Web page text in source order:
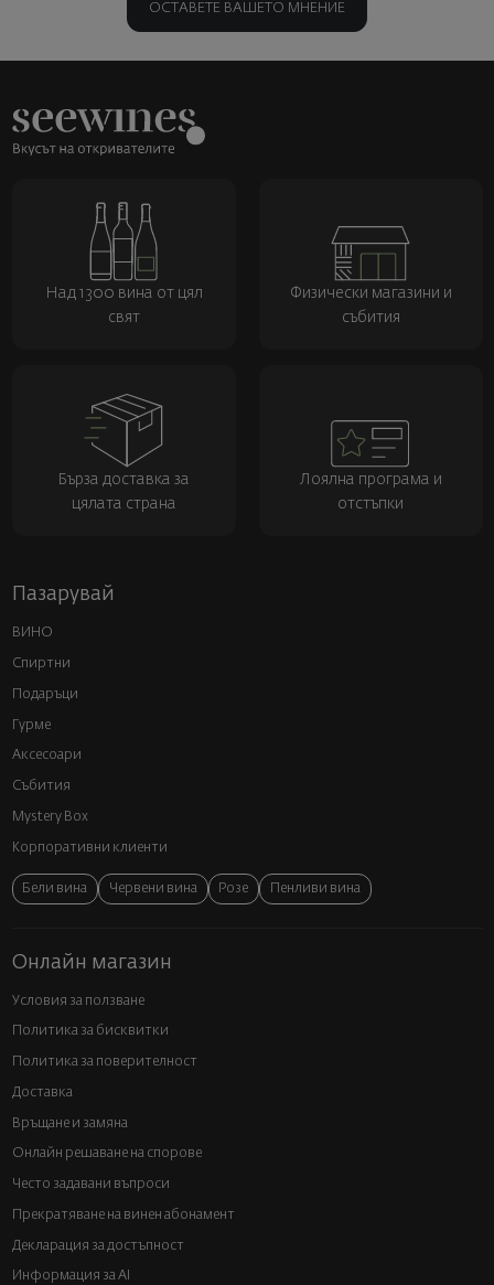
ОСТАВЕТЕ ВАШЕТО МНЕНИЕ
Над 1300 вина от цял
свят
Физически магазини и
събития
Бърза доставка за
цялата страна
Лоялна програма и
отстъпки
Пазарувай
ВИНО
Спиртни
Подаръци
Гурме
Аксесоари
Събития
Mystery Box
Корпоративни клиенти
Бели вина Червени вина Розе Пенливи вина
Онлайн магазин
Условия за ползване
Политика за бисквитки
Политика за поверителност
Доставка
Връщане и замяна
Онлайн решаване на спорове
Често задавани въпроси
Прекратяване на винен абонамент
Декларация за достъпност
Информация за AI